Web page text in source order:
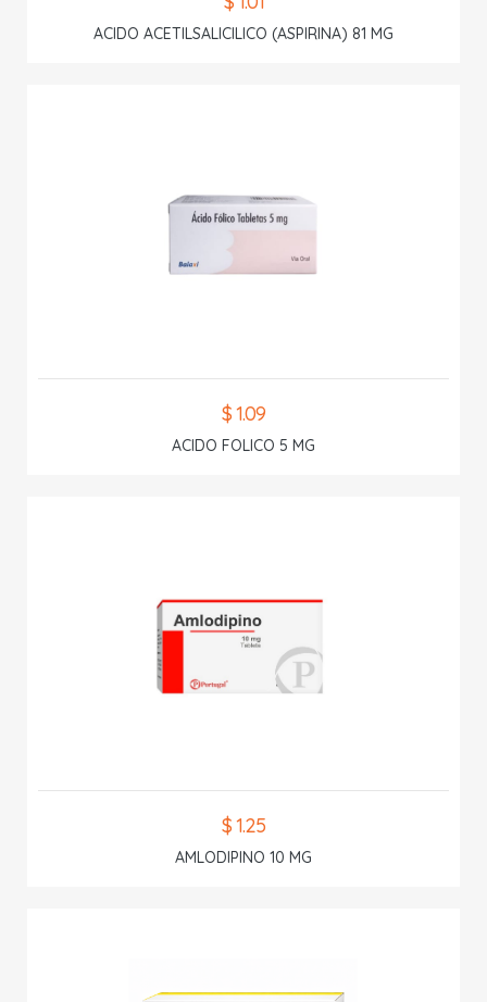
ACIDO ACETILSALICILICO (ASPIRINA) 81 MG
$ 1.09
ACIDO FOLICO 5 MG
$ 1.25
AMLODIPINO 10 MG